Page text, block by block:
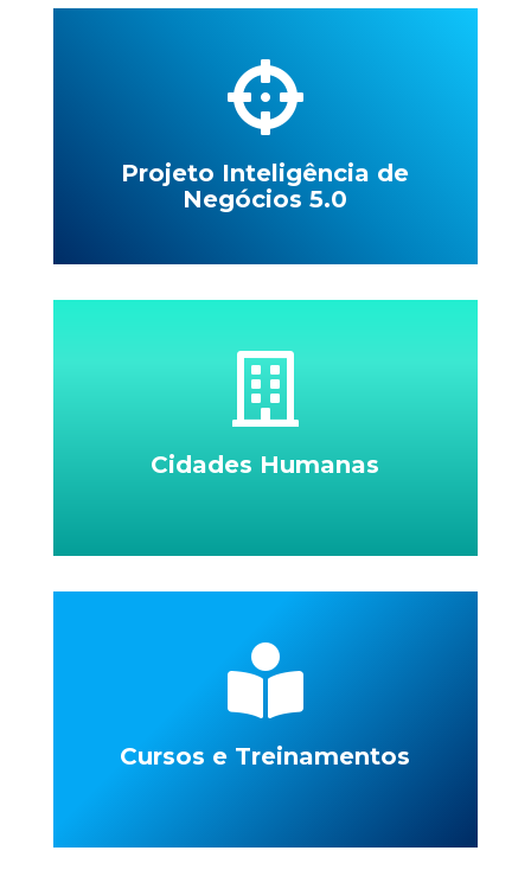
Projeto Inteligência de
Negócios 5.0
Cidades Humanas
Cursos e Treinamentos